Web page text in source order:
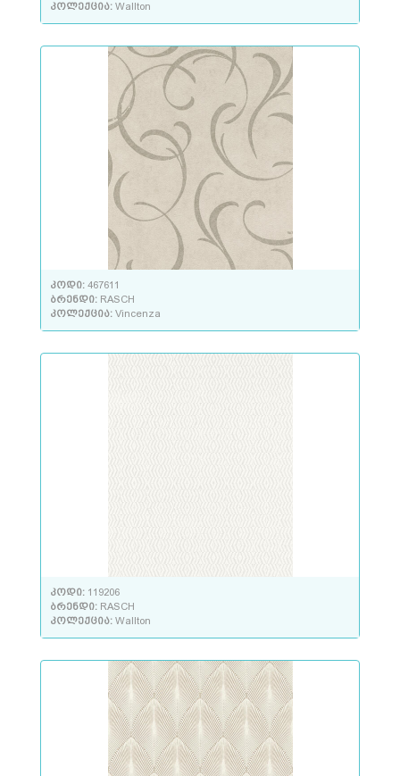
კოლექცია: Wallton
კოდი: 467611
ბრენდი: RASCH
კოლექცია: Vincenza
კოდი: 119206
ბრენდი: RASCH
კოლექცია: Wallton